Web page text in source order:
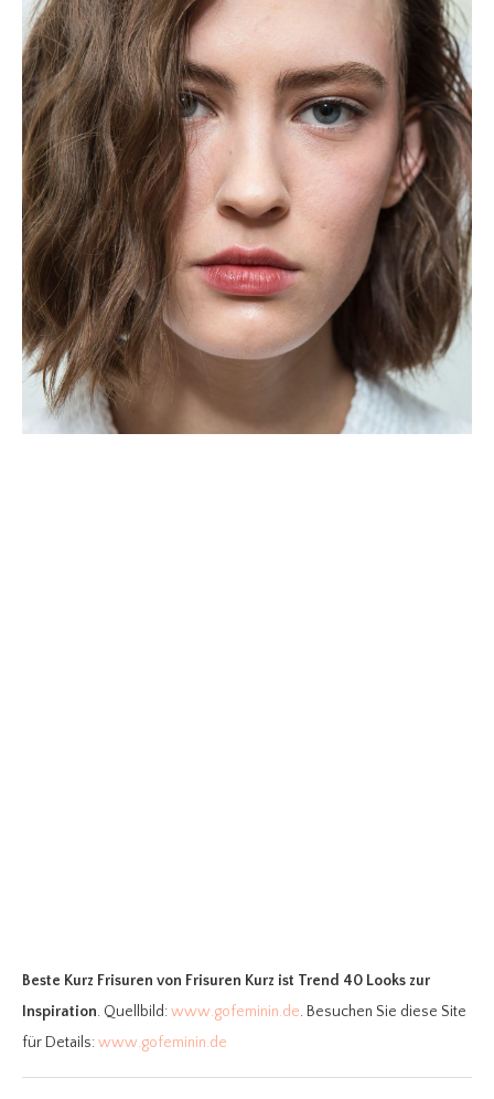
Beste Kurz Frisuren von Frisuren Kurz ist Trend 40 Looks zur
Inspiration. Quellbild:www.gofeminin.de. Besuchen Sie diese Site
für Details:www.gofeminin.de